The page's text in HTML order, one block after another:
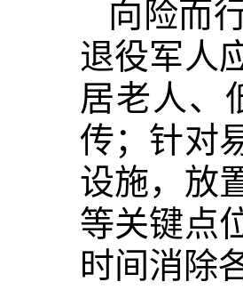
向险而
退役军人
居老人、
传；针对
设施，放
等关键点
时间消除